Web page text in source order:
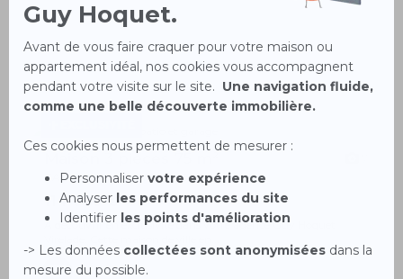
Maison 3 pièces 75 m²
CADILLAC SUR GARONNE 33410
114 000 €
A découvrir en exclusivité dans votre agence Guy Hoquet